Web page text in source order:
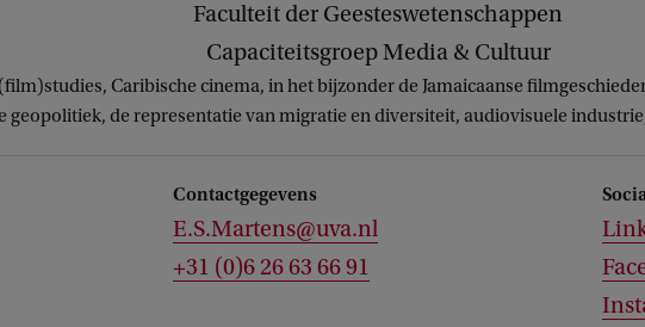
Faculteit der Geesteswetenschappen
Capaciteitsgroep Media & Cultuur
Caribische cinema, in het bijzonder de Jamaicaanse
geopolitiek, de representatie van migratie en diversiteit, audiovisuele
Contactgegevens
E.S.Martens@uva.nl
+31 (0)6 26 63 66 91